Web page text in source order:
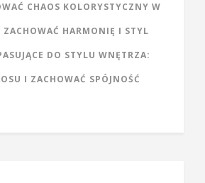
CHAOS KOLORYSTYCZNY W
ZACHOWAĆ HARMONIĘ I STYL
DO STYLU WNĘTRZA:
I ZACHOWAĆ SPÓJNOŚĆ